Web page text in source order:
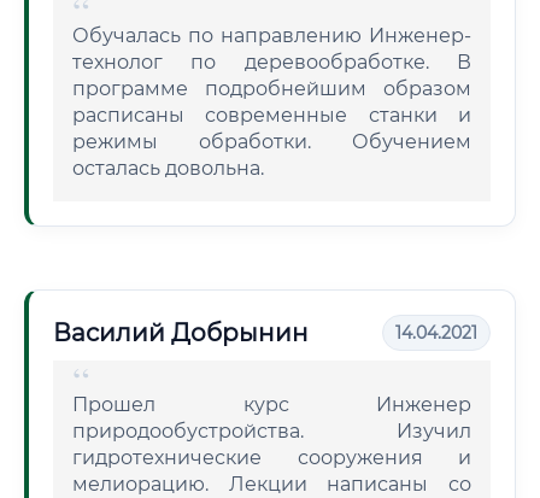
Обучалась по направлению Инженер-
технолог по деревообработке. В
программе подробнейшим образом
расписаны современные станки и
режимы обработки. Обучением
осталась довольна.
Василий Добрынин 14.04.2021
Прошел курс Инженер
природообустройства. Изучил
гидротехнические сооружения и
мелиорацию. Лекции написаны со